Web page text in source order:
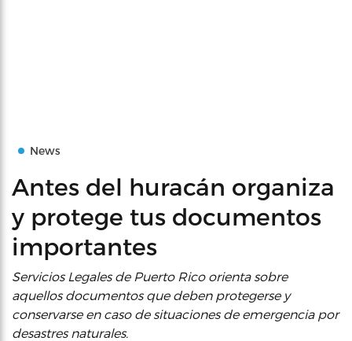
News
Antes del huracán organiza
y protege tus documentos
importantes
Servicios Legales de Puerto Rico orienta sobre
aquellos documentos que deben protegerse y
conservarse en caso de situaciones de emergencia por
desastres naturales.